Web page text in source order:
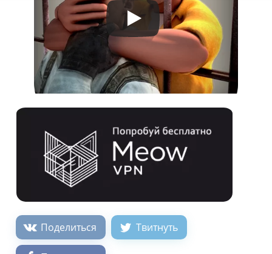
Поделиться Твитнуть